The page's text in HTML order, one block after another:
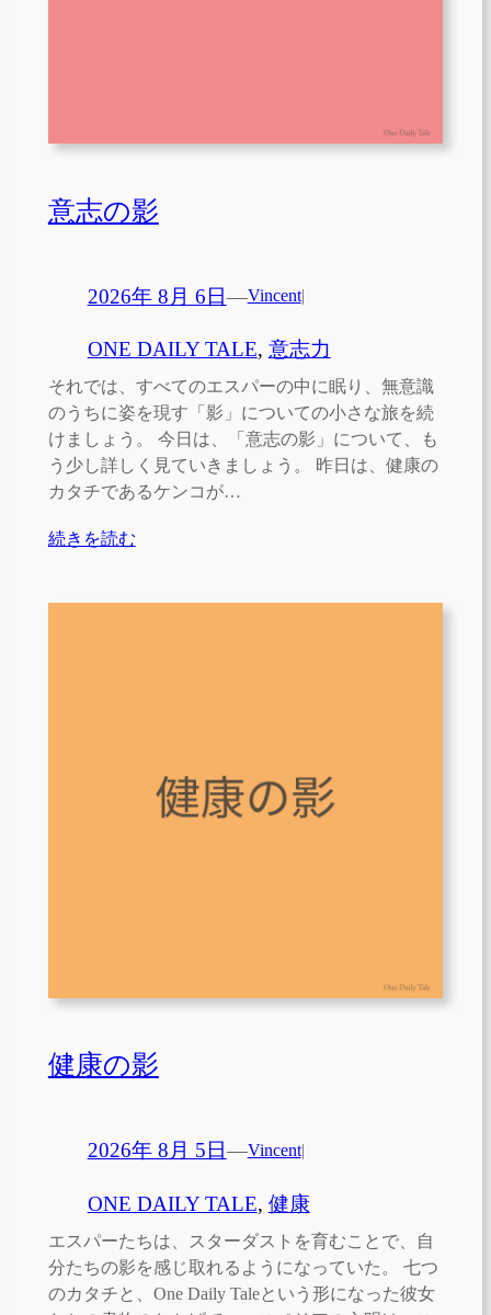
意志の影
2026年 8月 6日—Vincent|
ONE DAILY TALE, 意志力
それでは、すべてのエスパーの中に眠り、無意識
のうちに姿を現す「影」についての小さな旅を続
けましょう。 今日は、「意志の影」について、も
う少し詳しく見ていきましょう。 昨日は、健康の
カタチであるケンコが…
続きを読む
健康の影
2026年 8月 5日—Vincent|
ONE DAILY TALE, 健康
エスパーたちは、スターダストを育むことで、自
分たちの影を感じ取れるようになっていた。 七つ
のカタチと、One Daily Taleという形になった彼女